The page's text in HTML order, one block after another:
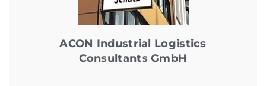
ACON Industrial Logistics
Consultants GmbH